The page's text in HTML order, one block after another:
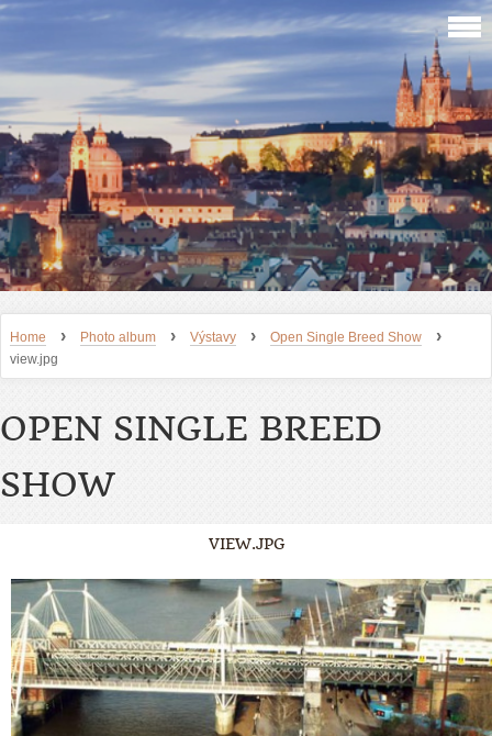
Home › Photo album › Výstavy › Open Single Breed Show ›
view.jpg
OPEN SINGLE BREED
SHOW
VIEW.JPG